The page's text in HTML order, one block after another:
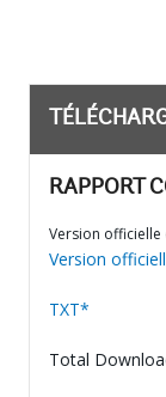
RAPPORT
Version
Version
TXT*
Total